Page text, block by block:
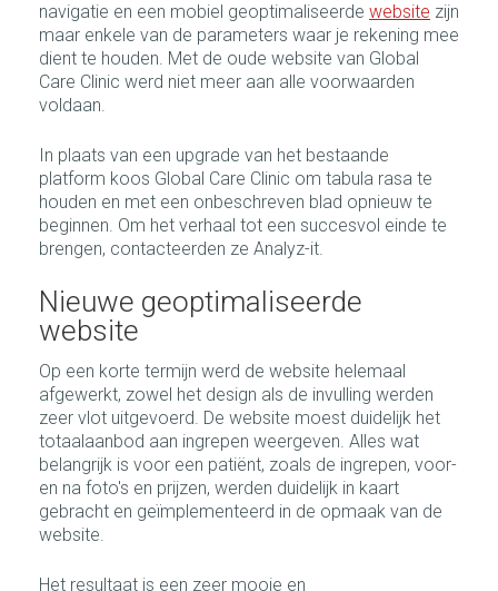
navigatie en een mobiel geoptimaliseerde website zijn
maar enkele van de parameters waar je rekening mee
dient te houden. Met de oude website van Global
Care Clinic werd niet meer aan alle voorwaarden
voldaan.
In plaats van een upgrade van het bestaande
platform koos Global Care Clinic om tabula rasa te
houden en met een onbeschreven blad opnieuw te
beginnen. Om het verhaal tot een succesvol einde te
brengen, contacteerden ze Analyz-it.
Nieuwe geoptimaliseerde
website
Op een korte termijn werd de website helemaal
afgewerkt, zowel het design als de invulling werden
zeer vlot uitgevoerd. De website moest duidelijk het
totaalaanbod aan ingrepen weergeven. Alles wat
belangrijk is voor een patiënt, zoals de ingrepen, voor-
en na foto's en prijzen, werden duidelijk in kaart
gebracht en geïmplementeerd in de opmaak van de
website.
Het resultaat is een zeer mooie en